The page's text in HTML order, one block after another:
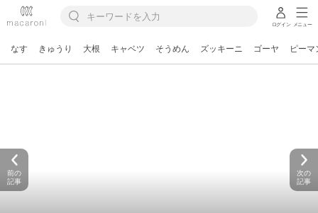
ログイン メニュー
なす きゅうり 大根 キャベツ そうめん ズッキーニ ゴーヤ ピーマ
前の
記事
次の
記事